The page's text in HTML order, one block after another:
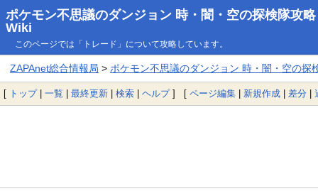
ポケモン不思議のダンジョン 時・闇・空の探検隊攻略
Wiki
このページでは「トレード」について攻略しています。
ZAPAnet総合情報局 > ポケモン不思議のダンジョン 時・闇・空の探
[ トップ| 一覧 | 最終更新 | 検索 | ヘルプ] [ ページ編集 | 新規作成 | 差分 |